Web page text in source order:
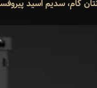
گام، سدیم اسید